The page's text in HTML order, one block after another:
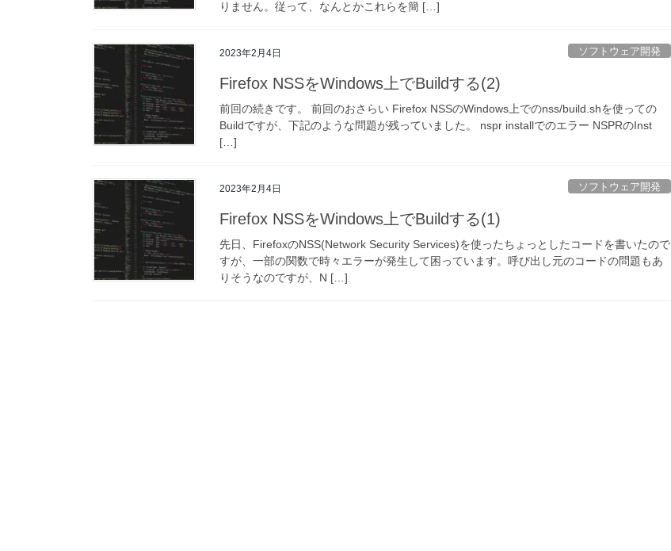
りません。従って、なんとかこれらを簡 […]
2023年2月4日 ソフトウェア開発
Firefox NSSをWindows上でBuildする(2)
前回の続きです。 前回のおさらい Firefox NSSのWindows上でのnss/build.shを使っての
Buildですが、下記のような問題が残っていました。 nspr installでのエラー NSPRのInst
[…]
2023年2月4日 ソフトウェア開発
Firefox NSSをWindows上でBuildする(1)
先日、FirefoxのNSS(Network Security Services)を使ったちょっとしたコードを書いたので
すが、一部の関数で時々エラーが発生して困っています。呼び出し元のコードの問題もあ
りそうなのですが、N […]